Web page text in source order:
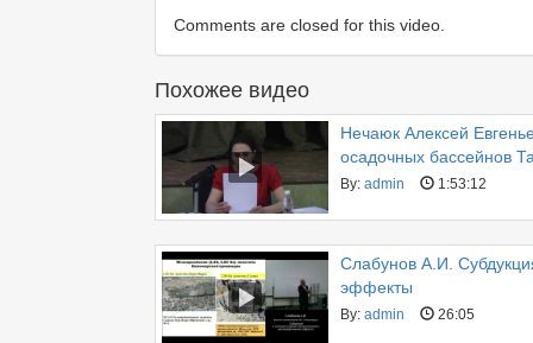
Comments are closed for this video.
Похожее видео
Нечаюк Алексей
осадочных бассейнов
By: admin 1:53:12
Слабунов А.И.
эффекты
By: admin 26:05